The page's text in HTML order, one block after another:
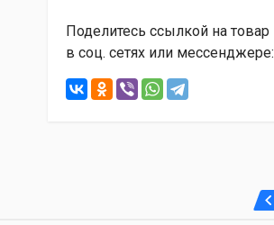
Поделитесь ссылкой на товар
в соц. сетях или мессенджере: